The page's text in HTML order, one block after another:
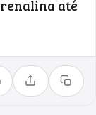
até
Compartilhar
Copiar